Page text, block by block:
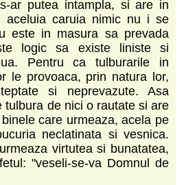
ar putea intampla, si are in
aceluia caruia nimic nu i se
este in masura sa prevada
logic sa existe liniste si
Pentru ca tulburarile in
le provoaca, prin natura lor,
si neprevazute. Asa
tulbura de nici o rautate si are
care urmeaza, acela pe
neclatinata si vesnica.
virtutea si bunatatea,
"veseli-se-va Domnul de